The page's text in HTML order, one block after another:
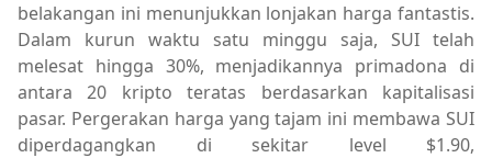
belakangan ini menunjukkan lonjakan harga fantastis.
Dalam kurun waktu satu minggu saja, SUI telah
melesat hingga 30%, menjadikannya primadona di
antara 20 kripto teratas berdasarkan kapitalisasi
pasar. Pergerakan harga yang tajam ini membawa SUI
diperdagangkan di sekitar level $1.90,